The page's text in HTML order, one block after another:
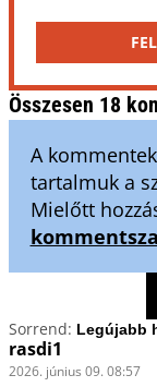
Összesen 18
A
tartalmuk a
Mielőtt
Sorrend:
rasdi1
2026. június 09. 08:57